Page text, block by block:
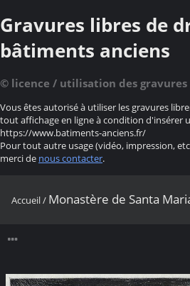
Gravures libres de
bâtiments anciens
© licence / utilisation des gravures
Vous êtes autorisé à utiliser les gravures
tout affichage en ligne à condition d'insérer
https://www.batiments-anciens.fr/
Pour tout autre usage (vidéo, impression,
merci de nous contacter.
Accueil/ Monastère de Santa